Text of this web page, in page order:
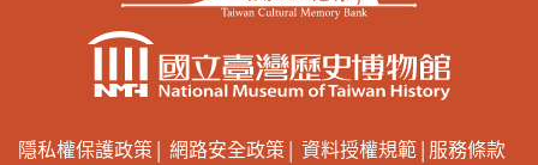
隱私權保護政策 網路安全政策 資料授權規範 服務條款